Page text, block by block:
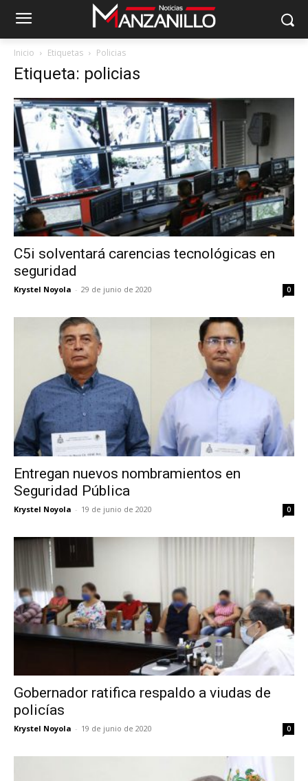
Inicio Etiquetas Policias
Etiqueta: policias
C5i solventará carencias tecnológicas en
seguridad
Krystel Noyola - 29 de junio de 2020 0
Entregan nuevos nombramientos en
Seguridad Pública
Krystel Noyola - 19 de junio de 2020 0
Gobernador ratifica respaldo a viudas de
policías
Krystel Noyola - 19 de junio de 2020 0